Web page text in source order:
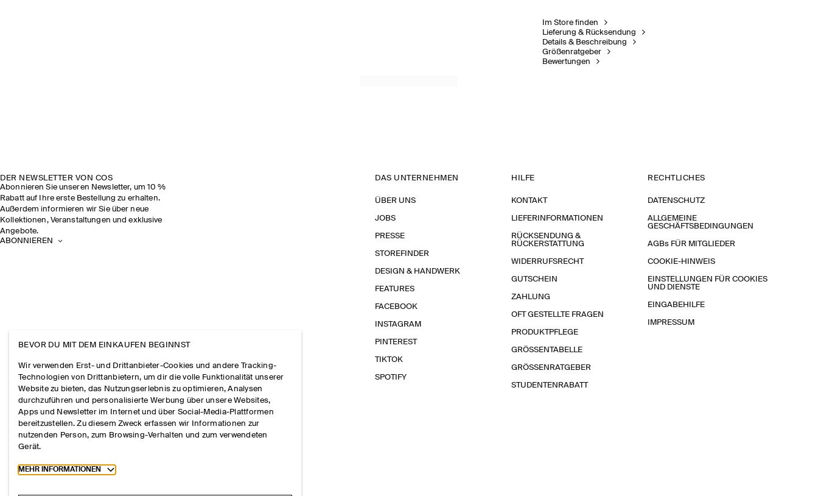
Im Store finden
Lieferung & Rücksendung
Details & Beschreibung
Größenratgeber
Bewertungen
DER NEWSLETTER VON COS
Abonnieren Sie unseren Newsletter, um 10 %
Rabatt auf Ihre erste Bestellung zu erhalten.
Außerdem informieren wir Sie über neue
Kollektionen, Veranstaltungen und exklusive
Angebote.
ABONNIEREN
DAS UNTERNEHMEN
ÜBER UNS
JOBS
PRESSE
STOREFINDER
DESIGN & HANDWERK
FEATURES
FACEBOOK
INSTAGRAM
PINTEREST
TIKTOK
SPOTIFY
HILFE
KONTAKT
LIEFERINFORMATIONEN
RÜCKSENDUNG &
RÜCKERSTATTUNG
WIDERRUFSRECHT
GUTSCHEIN
ZAHLUNG
OFT GESTELLTE FRAGEN
PRODUKTPFLEGE
GRÖSSENTABELLE
GRÖSSENRATGEBER
STUDENTENRABATT
RECHTLICHES
DATENSCHUTZ
ALLGEMEINE
GESCHÄFTSBEDINGUNGEN
AGBs FÜR MITGLIEDER
COOKIE-HINWEIS
EINSTELLUNGEN FÜR COOKIES
UND DIENSTE
EINGABEHILFE
IMPRESSUM
BEVOR DU MIT DEM EINKAUFEN BEGINNST
Wir verwenden Erst- und Drittanbieter-Cookies und andere Tracking-
Technologien von Drittanbietern, um dir die volle Funktionalität unserer
Website zu bieten, das Nutzungserlebnis zu optimieren, Analysen
durchzuführen und personalisierte Werbung über unsere Websites,
Apps und Newsletter im Internet und über Social-Media-Plattformen
bereitzustellen. Zu diesem Zweck erfassen wir Informationen zur
nutzenden Person, zum Browsing-Verhalten und zum verwendeten
Gerät.
Toggle more cookie information
MEHR INFORMATIONEN